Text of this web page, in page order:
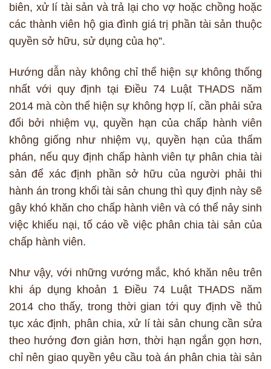
biên, xử lí tài sản và trả lại cho vợ hoặc chồng hoặc
các thành viên hộ gia đình giá trị phần tài sản thuộc
quyền sở hữu, sử dụng của họ”.
Hướng dẫn này không chỉ thể hiện sự không thống
nhất với quy định tại Điều 74 Luật THADS năm
2014 mà còn thể hiện sự không hợp lí, cần phải sửa
đổi bởi nhiệm vụ, quyền hạn của chấp hành viên
không giống như nhiệm vụ, quyền hạn của thẩm
phán, nếu quy định chấp hành viên tự phân chia tài
sản để xác định phần sở hữu của người phải thi
hành án trong khối tài sản chung thì quy định này sẽ
gây khó khăn cho chấp hành viên và có thể nảy sinh
việc khiếu nại, tố cáo về việc phân chia tài sản của
chấp hành viên.
Như vậy, với những vướng mắc, khó khăn nêu trên
khi áp dụng khoản 1 Điều 74 Luật THADS năm
2014 cho thấy, trong thời gian tới quy định về thủ
tục xác định, phân chia, xử lí tài sản chung cần sửa
theo hướng đơn giản hơn, thời hạn ngắn gọn hơn,
chỉ nên giao quyền yêu cầu toà án phân chia tài sản